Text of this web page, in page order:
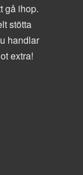
gå ihop.
stötta
handlar
extra!